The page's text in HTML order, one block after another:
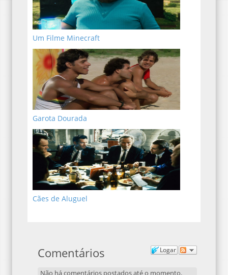
Um Filme Minecraft
Garota Dourada
Cães de Aluguel
Logar
Comentários
Não há comentários postados até o momento.